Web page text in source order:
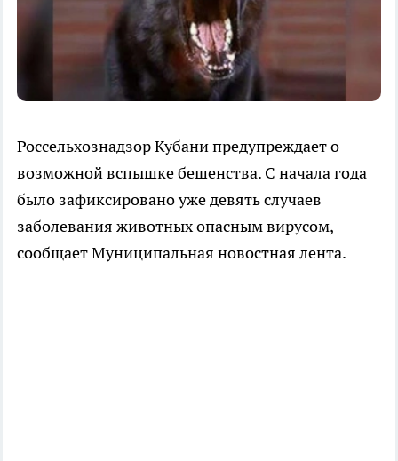
Россельхознадзор Кубани предупреждает о
возможной вспышке бешенства. С начала года
было зафиксировано уже девять случаев
заболевания животных опасным вирусом,
сообщает Муниципальная новостная лента.